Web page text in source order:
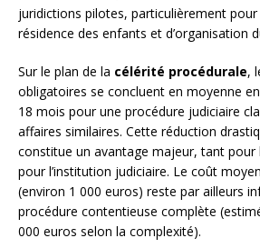
juridictions pilotes, particulièrement
résidence des enfants et d’organisation
Sur le plan de la célérité procédurale,
obligatoires se concluent en moyenne
18 mois pour une procédure judiciaire
affaires similaires. Cette réduction
constitue un avantage majeur, tant pour
pour l’institution judiciaire. Le coût
(environ 1 000 euros) reste par ailleurs
procédure contentieuse complète
000 euros selon la complexité).